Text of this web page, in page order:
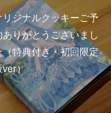
リジナルクッキーご予
ありがとうございまし
（特典付き・初回限定
ver）